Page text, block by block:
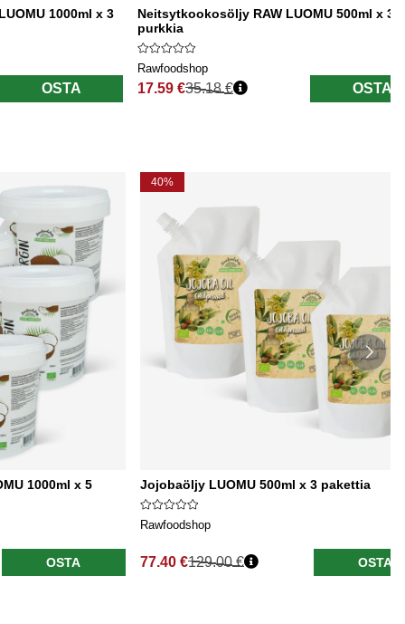
1000ml x 3
OSTA
Neitsytkookosöljy RAW LUOMU 500ml x 3
purkkia
Rawfoodshop
17.59 €
Normaali hinta
35.18 € OSTA
1000ml x 5
OSTA
40%
Jojobaöljy LUOMU 500ml x 3 pakettia
Rawfoodshop
77.40 €129.00 € OSTA